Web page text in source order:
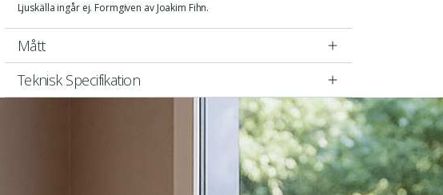
Ljuskälla ingår ej. Formgiven av Joakim Fihn.
Mått
Teknisk Specifikation